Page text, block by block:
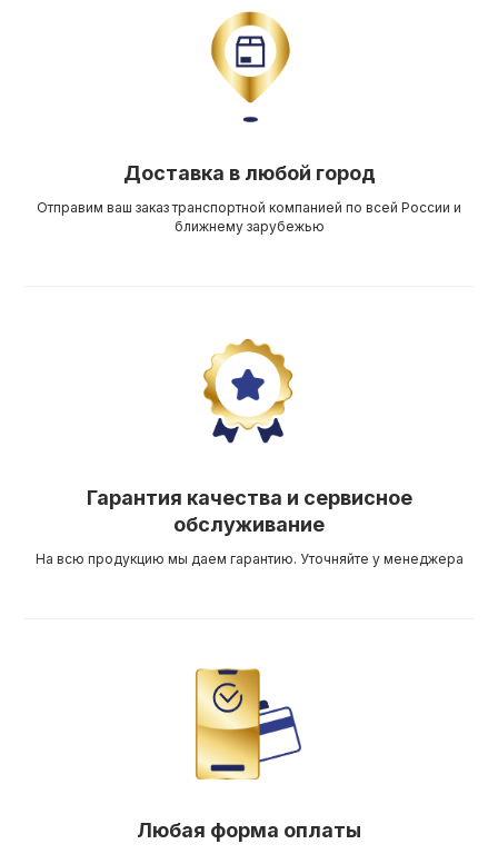
Доставка в любой город
Отправим ваш заказ транспортной компанией по всей России и
ближнему зарубежью
Гарантия качества и сервисное
обслуживание
На всю продукцию мы даем гарантию. Уточняйте у менеджера
Любая форма оплаты